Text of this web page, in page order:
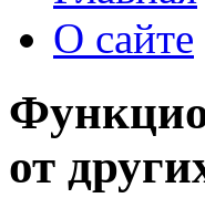
О сайте
от